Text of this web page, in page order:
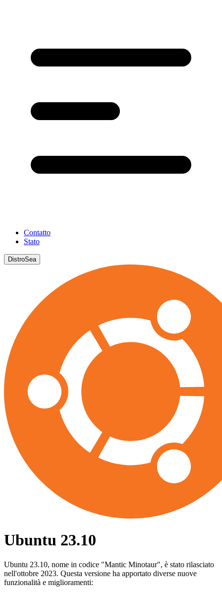
Contatto
Stato
DistroSea
Ubuntu 23.10
Ubuntu 23.10, nome in codice "Mantic Minotaur", è stato rilasciato
nell'ottobre 2023. Questa versione ha apportato diverse nuove
funzionalità e miglioramenti: